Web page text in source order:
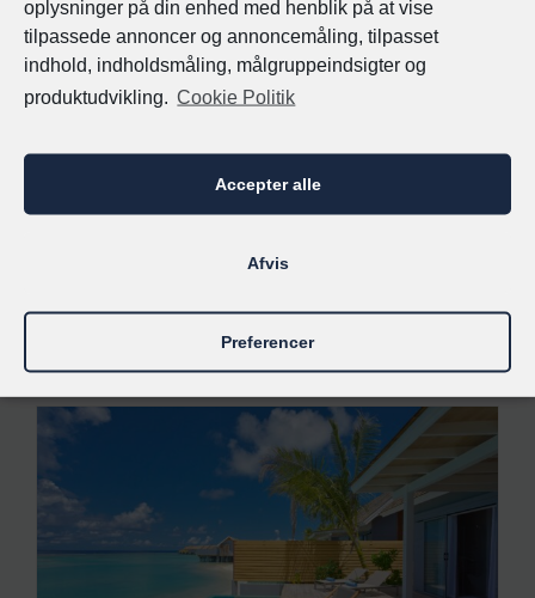
oplysninger på din enhed med henblik på at vise
tilpassede annoncer og annoncemåling, tilpasset
indhold, indholdsmåling, målgruppeindsigter og
produktudvikling. Cookie Politik
Accepter alle
Afvis
Preferencer
Barcelona
Er du på udkig efter et ekslusivt og centralt hotel
i Barcelona? Du behøver ikke lede længere.
luksuslejligheder som giver dig det bedste af
Barcelona lige ved din dør.
Se Tilbud